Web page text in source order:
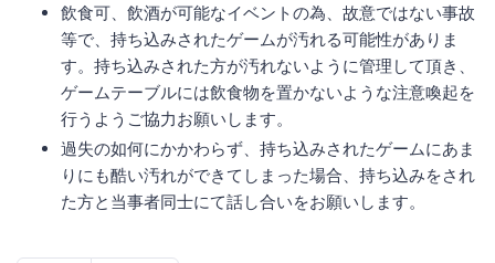
飲食可、飲酒が可能なイベントの為、故意ではない事故
等で、持ち込みされたゲームが汚れる可能性がありま
す。持ち込みされた方が汚れないように管理して頂き、
ゲームテーブルには飲食物を置かないような注意喚起を
行うようご協力お願いします。
過失の如何にかかわらず、持ち込みされたゲームにあま
りにも酷い汚れができてしまった場合、持ち込みをされ
た方と当事者同士にて話し合いをお願いします。